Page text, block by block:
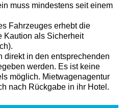
muss mindestens seit einem
Fahrzeuges erhebt die
Kaution als Sicherheit
direkt in den entsprechenden
werden. Es ist keine
möglich. Mietwagenagentur
nach Rückgabe in ihr Hotel.